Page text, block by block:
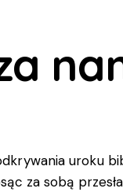
uroku
za sobą